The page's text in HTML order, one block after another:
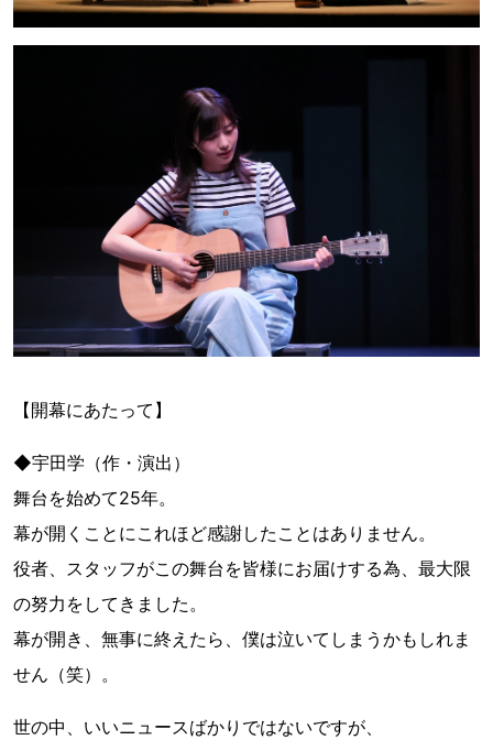
【開幕にあたって】
◆宇田学（作・演出）
舞台を始めて25年。
幕が開くことにこれほど感謝したことはありません。
役者、スタッフがこの舞台を皆様にお届けする為、最大限
の努力をしてきました。
幕が開き、無事に終えたら、僕は泣いてしまうかもしれま
せん（笑）。
世の中、いいニュースばかりではないですが、